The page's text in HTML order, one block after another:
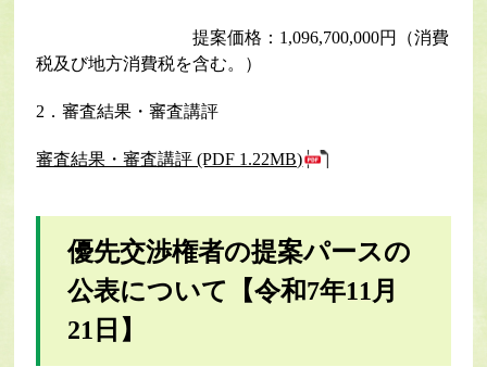
提案価格：1,096,700,000円（消費
税及び地方消費税を含む。）
2．審査結果・審査講評
審査結果・審査講評 (PDF 1.22MB)
優先交渉権者の提案パースの
公表について【令和7年11月
21日】